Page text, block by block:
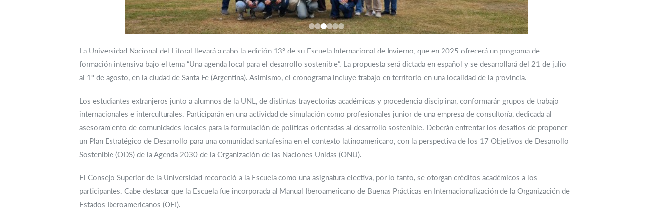
La Universidad Nacional del Litoral llevará a cabo la edición 13º de su Escuela Internacional de Invierno, que en 2025 ofrecerá un programa de
formación intensiva bajo el tema “Una agenda local para el desarrollo sostenible”. La propuesta será dictada en español y se desarrollará del 21 de julio
al 1º de agosto, en la ciudad de Santa Fe (Argentina). Asimismo, el cronograma incluye trabajo en territorio en una localidad de la provincia.
Los estudiantes extranjeros junto a alumnos de la UNL, de distintas trayectorias académicas y procedencia disciplinar, conformarán grupos de trabajo
internacionales e interculturales. Participarán en una actividad de simulación como profesionales junior de una empresa de consultoría, dedicada al
asesoramiento de comunidades locales para la formulación de políticas orientadas al desarrollo sostenible. Deberán enfrentar los desafíos de proponer
un Plan Estratégico de Desarrollo para una comunidad santafesina en el contexto latinoamericano, con la perspectiva de los 17 Objetivos de Desarrollo
Sostenible (ODS) de la Agenda 2030 de la Organización de las Naciones Unidas (ONU).
El Consejo Superior de la Universidad reconoció a la Escuela como una asignatura electiva, por lo tanto, se otorgan créditos académicos a los
participantes. Cabe destacar que la Escuela fue incorporada al Manual Iberoamericano de Buenas Prácticas en Internacionalización de la Organización de
Estados Iberoamericanos (OEI).